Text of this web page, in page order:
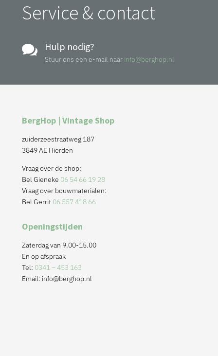
Service & contact
 Hulp nodig?
Stuur ons een e-mail naar info@berghop.nl
BergHop | Vintage Shop
zuiderzeestraatweg 187
3849 AE Hierden
Vraag over de shop:
Bel Gieneke 06 54 66 19 28
Vraag over bouwmaterialen:
Bel Gerrit 06 557 418 66
Openingstijden
Zaterdag van 9.00-15.00
En op afspraak
Tel: 0341 – 453 163
Email: info@berghop.nl